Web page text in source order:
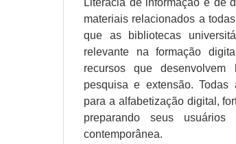
materiais relacionados a
que as bibliotecas
relevante na formação
recursos que desenvolvem
pesquisa e extensão. Todas
para a alfabetização digital,
preparando seus
contemporânea.